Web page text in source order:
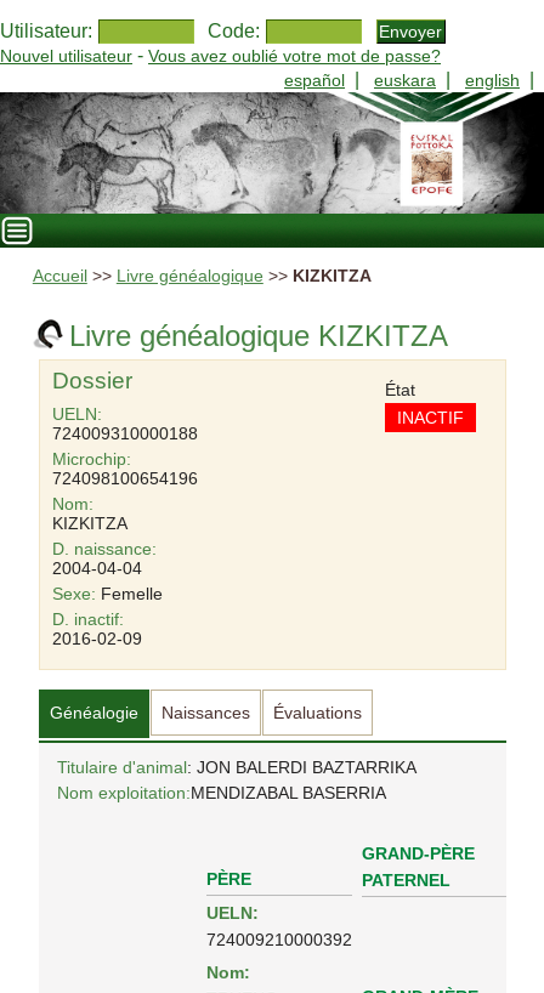
Utilisateur: Code:
Nouvel utilisateur - Vous avez oublié votre mot de passe?
español
euskara english
Accueil >> Livre généalogique >> KIZKITZA
Livre généalogique KIZKITZA
Dossier
UELN:
724009310000188
Microchip:
724098100654196
Nom:
KIZKITZA
D. naissance:
2004-04-04
Sexe: Femelle
État
INACTIF
D. inactif:
2016-02-09
Généalogie Naissances Évaluations
Titulaire d'animal: JON BALERDI BAZTARRIKA
Nom exploitation:MENDIZABAL BASERRIA
PÈRE
UELN:
724009210000392
Nom:
GRAND-PÈRE
PATERNEL